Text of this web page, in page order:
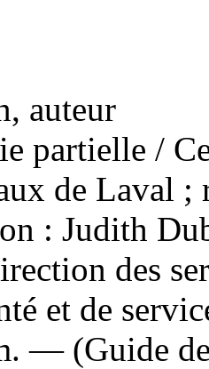
auteur
partielle /
de Laval
: Judith
des
et de
— (Guide